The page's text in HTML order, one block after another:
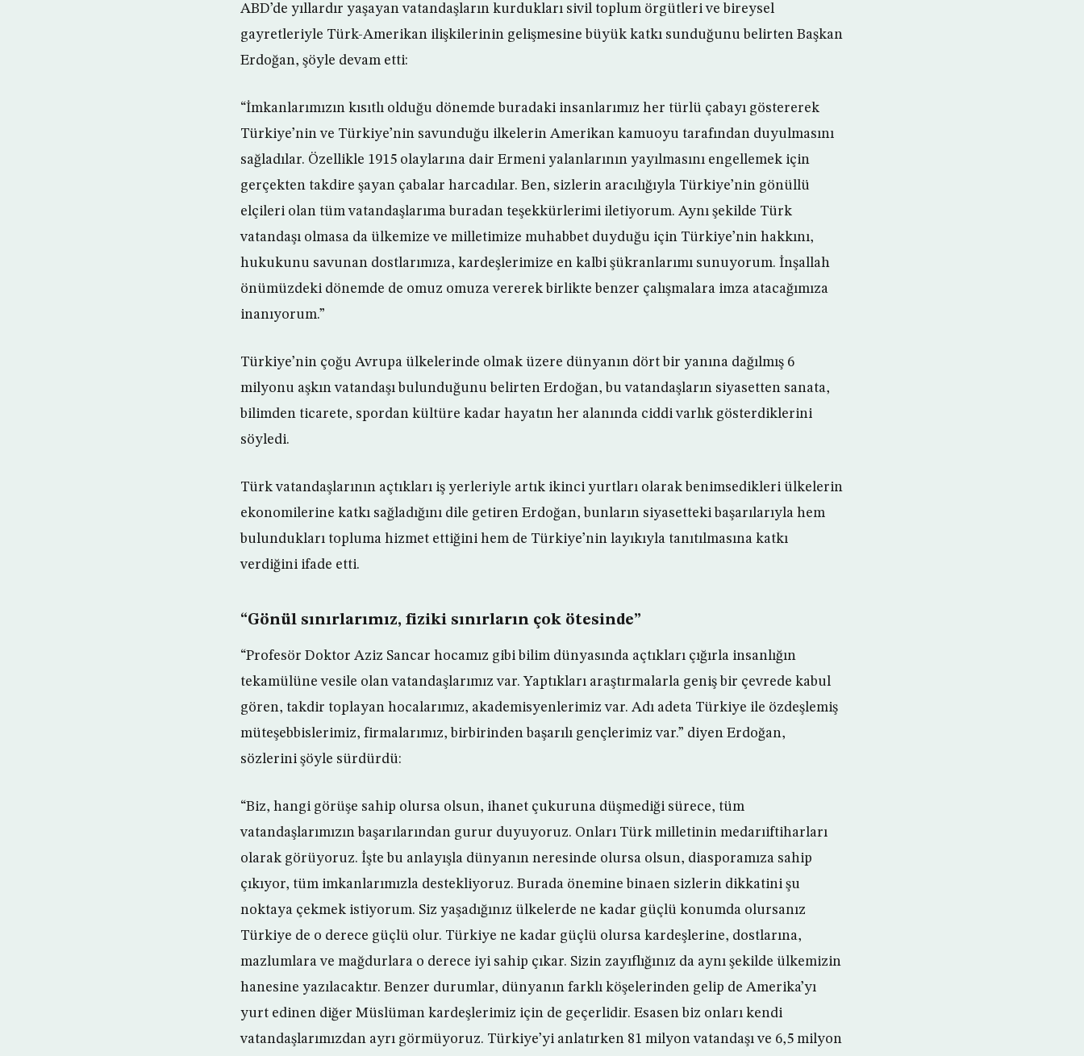
ABD’de yıllardır yaşayan vatandaşların kurdukları sivil toplum örgütleri ve bireysel
gayretleriyle Türk-Amerikan ilişkilerinin gelişmesine büyük katkı sunduğunu belirten Başkan
Erdoğan, şöyle devam etti:
“İmkanlarımızın kısıtlı olduğu dönemde buradaki insanlarımız her türlü çabayı göstererek
Türkiye’nin ve Türkiye’nin savunduğu ilkelerin Amerikan kamuoyu tarafından duyulmasını
sağladılar. Özellikle 1915 olaylarına dair Ermeni yalanlarının yayılmasını engellemek için
gerçekten takdire şayan çabalar harcadılar. Ben, sizlerin aracılığıyla Türkiye’nin gönüllü
elçileri olan tüm vatandaşlarıma buradan teşekkürlerimi iletiyorum. Aynı şekilde Türk
vatandaşı olmasa da ülkemize ve milletimize muhabbet duyduğu için Türkiye’nin hakkını,
hukukunu savunan dostlarımıza, kardeşlerimize en kalbi şükranlarımı sunuyorum. İnşallah
önümüzdeki dönemde de omuz omuza vererek birlikte benzer çalışmalara imza atacağımıza
inanıyorum.”
Türkiye’nin çoğu Avrupa ülkelerinde olmak üzere dünyanın dört bir yanına dağılmış 6
milyonu aşkın vatandaşı bulunduğunu belirten Erdoğan, bu vatandaşların siyasetten sanata,
bilimden ticarete, spordan kültüre kadar hayatın her alanında ciddi varlık gösterdiklerini
söyledi.
Türk vatandaşlarının açtıkları iş yerleriyle artık ikinci yurtları olarak benimsedikleri ülkelerin
ekonomilerine katkı sağladığını dile getiren Erdoğan, bunların siyasetteki başarılarıyla hem
bulundukları topluma hizmet ettiğini hem de Türkiye’nin layıkıyla tanıtılmasına katkı
verdiğini ifade etti.
“Gönül sınırlarımız, fiziki sınırların çok ötesinde”
“Profesör Doktor Aziz Sancar hocamız gibi bilim dünyasında açtıkları çığırla insanlığın
tekamülüne vesile olan vatandaşlarımız var. Yaptıkları araştırmalarla geniş bir çevrede kabul
gören, takdir toplayan hocalarımız, akademisyenlerimiz var. Adı adeta Türkiye ile özdeşlemiş
müteşebbislerimiz, firmalarımız, birbirinden başarılı gençlerimiz var.” diyen Erdoğan,
sözlerini şöyle sürdürdü:
“Biz, hangi görüşe sahip olursa olsun, ihanet çukuruna düşmediği sürece, tüm
vatandaşlarımızın başarılarından gurur duyuyoruz. Onları Türk milletinin medarıiftiharları
olarak görüyoruz. İşte bu anlayışla dünyanın neresinde olursa olsun, diasporamıza sahip
çıkıyor, tüm imkanlarımızla destekliyoruz. Burada önemine binaen sizlerin dikkatini şu
noktaya çekmek istiyorum. Siz yaşadığınız ülkelerde ne kadar güçlü konumda olursanız
Türkiye de o derece güçlü olur. Türkiye ne kadar güçlü olursa kardeşlerine, dostlarına,
mazlumlara ve mağdurlara o derece iyi sahip çıkar. Sizin zayıflığınız da aynı şekilde ülkemizin
hanesine yazılacaktır. Benzer durumlar, dünyanın farklı köşelerinden gelip de Amerika’yı
yurt edinen diğer Müslüman kardeşlerimiz için de geçerlidir. Esasen biz onları kendi
vatandaşlarımızdan ayrı görmüyoruz. Türkiye’yi anlatırken 81 milyon vatandaşı ve 6,5 milyon